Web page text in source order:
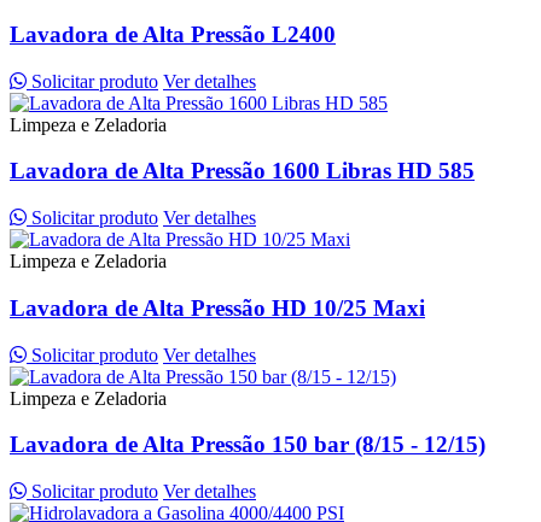
Lavadora de Alta Pressão L2400
Solicitar produto Ver detalhes
Limpeza e Zeladoria
Lavadora de Alta Pressão 1600 Libras HD 585
Solicitar produto Ver detalhes
Limpeza e Zeladoria
Lavadora de Alta Pressão HD 10/25 Maxi
Solicitar produto Ver detalhes
Limpeza e Zeladoria
Lavadora de Alta Pressão 150 bar (8/15 - 12/15)
Solicitar produto Ver detalhes